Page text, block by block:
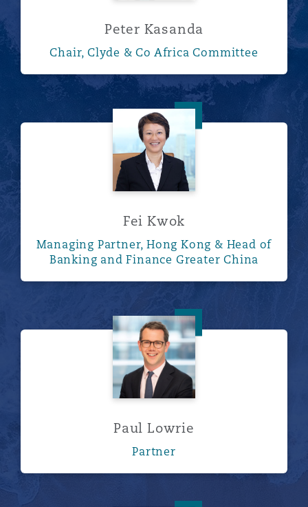
Peter Kasanda
Chair, Clyde & Co Africa Committee
Fei Kwok
Fei Kwok
Managing Partner, Hong Kong & Head of
Banking and Finance Greater China
Paul Lowrie
Paul Lowrie
Partner